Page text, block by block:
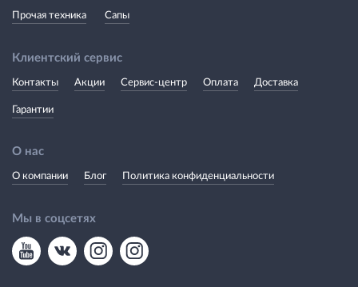
Прочая техника Сапы
Клиентский сервис
Контакты Акции Сервис-центр Оплата Доставка
Гарантии
О нас
О компании Блог Политика конфиденциальности
Мы в соцсетях